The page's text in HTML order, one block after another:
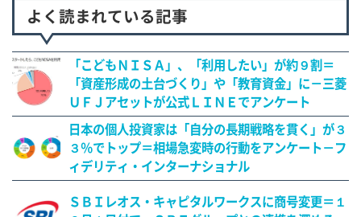
よく読まれている記事
「こどもＮＩＳＡ」、「利用したい」が約９割＝
「資産形成の土台づくり」や「教育資金」に－三菱
ＵＦＪアセットが公式ＬＩＮＥでアンケート
日本の個人投資家は「自分の長期戦略を貫く」が３
３％でトップ＝相場急変時の行動をアンケート－フ
ィデリティ・インターナショナル
ＳＢＩレオス・キャピタルワークスに商号変更＝１